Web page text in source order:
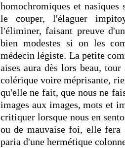
homochromiques et nasiques
le couper, l'élaguer
l'éliminer, faisant preuve
bien modestes si on les
médecin légiste. La petite
aises aura dès lors beau,
colérique voire méprisante,
qu'elle ne fait, que nous ne
images aux images, mots et
critiquer lorsque nous en
ou de mauvaise foi, elle fera
paria d'une hermétique